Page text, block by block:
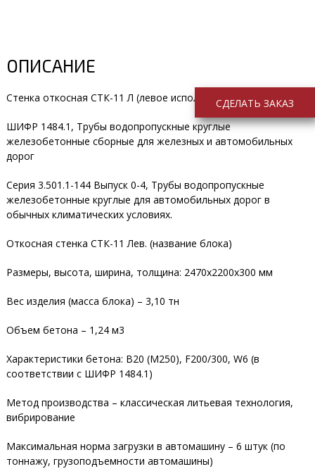
ОПИСАНИЕ
Стенка откосная СТК-11 Л (левое исполнение)
ШИФР 1484.1, Трубы водопропускные круглые
железобетонные сборные для железных и автомобильных
дорог
Серия 3.501.1-144 Выпуск 0-4, Трубы водопропускные
железобетонные круглые для автомобильных дорог в
обычных климатических условиях.
Откосная стенка СТК-11 Лев. (название блока)
Размеры, высота, ширина, толщина: 2470х2200х300 мм
Вес изделия (масса блока) – 3,10 тн
Объем бетона – 1,24 м3
Характеристики бетона: В20 (М250), F200/300, W6 (в
соответствии с ШИФР 1484.1)
Метод производства – классическая литьевая технология,
вибрирование
Максимальная норма загрузки в автомашину – 6 штук (по
тоннажу, грузоподъемности автомашины)
СДЕЛАТЬ ЗАКАЗ